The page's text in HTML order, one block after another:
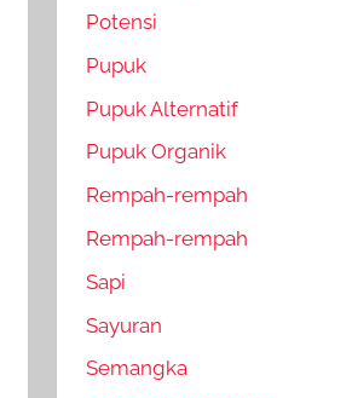
Potensi
Pupuk
Pupuk Alternatif
Pupuk Organik
Rempah-rempah
Rempah-rempah
Sapi
Sayuran
Semangka